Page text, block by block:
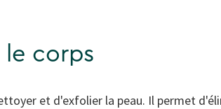
corps
et d'exfolier la peau. Il permet